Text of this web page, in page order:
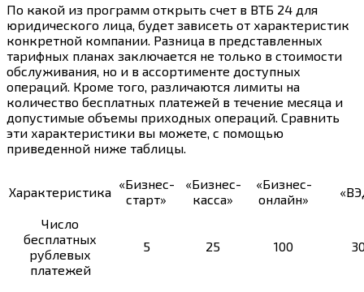
По какой из программ открыть счет в ВТБ 24 для
юридического лица, будет зависеть от характеристик
конкретной компании. Разница в представленных
тарифных планах заключается не только в стоимости
обслуживания, но и в ассортименте доступных
операций. Кроме того, различаются лимиты на
количество бесплатных платежей в течение месяца и
допустимые объемы приходных операций. Сравнить
эти характеристики вы можете, с помощью
приведенной ниже таблицы.
Характеристика
«Бизнес-
старт»
«Бизнес-
касса»
«Бизнес-
онлайн»
Число
бесплатных
рублевых
платежей
5 25 100